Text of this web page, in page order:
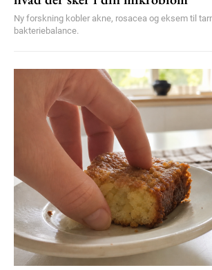
Ny forskning kobler akne, rosacea og eksem til
bakteriebalance.